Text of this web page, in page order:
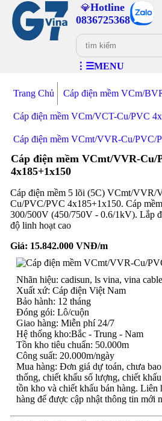
💎Hotline
0836725368
⋮☰MENU
Trang Chủ Cáp điện mềm VCm/
Cáp điện mềm VCm/VCT-Cu/PVC
Cáp điện mềm VCmt/VVR-Cu/PVC/
Cáp điện mềm VCmt/VVR-Cu/
4x185+1x150
Cáp điện mềm 5 lõi (5C) VCmt/VVR/
Cu/PVC/PVC 4x185+1x150. Cáp
300/500V (450/750V - 0.6/1kV). Lắp
độ linh hoạt cao
Giá: 15.842.000VNĐ/m
Nhãn hiệu: cadisun, ls vina, vina cable
Xuất xứ: Cáp điện Việt Nam
Bảo hành: 12 tháng
Đóng gói: Lô/cuộn
Giao hàng: Miễn phí 24/7
Hệ thống kho:Bắc - Trung - Nam
Tồn kho tiêu chuẩn: 50.000m
Công suất: 20.000m/ngày
Mua hàng: Đơn giá dự toán, chưa
thống, chiết khấu số lượng, chiết
tồn kho và chiết khấu bán hàng. Liên
hàng để được cập nhật thông tin mới